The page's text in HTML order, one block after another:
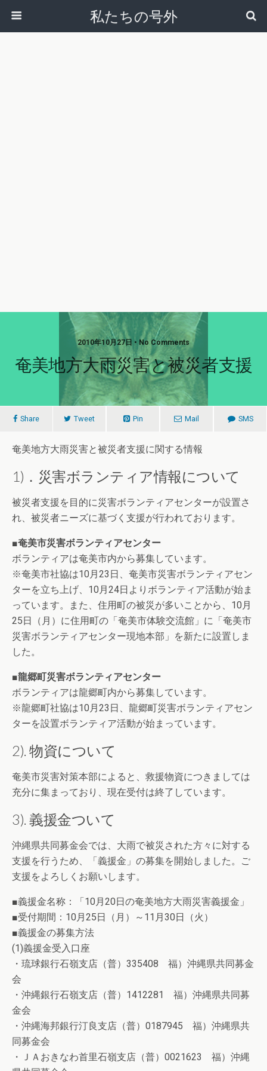
私たちの号外
2010年10月27日 • No Comments
奄美地方大雨災害と被災者支援
Share Tweet Pin Mail SMS
奄美地方大雨災害と被災者支援に関する情報
1)．災害ボランティア情報について
被災者支援を目的に災害ボランティアセンターが設置さ
れ、被災者ニーズに基づく支援が行われております。
■奄美市災害ボランティアセンター
ボランティアは奄美市内から募集しています。
※奄美市社協は10月23日、奄美市災害ボランティアセン
ターを立ち上げ、10月24日よりボランティア活動が始ま
っています。また、住用町の被災が多いことから、10月
25日（月）に住用町の「奄美市体験交流館」に「奄美市
災害ボランティアセンター現地本部」を新たに設置しま
した。
■龍郷町災害ボランティアセンター
ボランティアは龍郷町内から募集しています。
※龍郷町社協は10月23日、龍郷町災害ボランティアセン
ターを設置ボランティア活動が始まっています。
2). 物資について
奄美市災害対策本部によると、救援物資につきましては
充分に集まっており、現在受付は終了しています。
3). 義援金ついて
沖縄県共同募金会では、大雨で被災された方々に対する
支援を行うため、「義援金」の募集を開始しました。ご
支援をよろしくお願いします。
■義援金名称：「10月20日の奄美地方大雨災害義援金」
■受付期間：10月25日（月）～11月30日（火）
■義援金の募集方法
(1)義援金受入口座
・琉球銀行石嶺支店（普）335408 福）沖縄県共同募金
会
・沖縄銀行石嶺支店（普）1412281 福）沖縄県共同募
金会
・沖縄海邦銀行汀良支店（普）0187945 福）沖縄県共
同募金会
・ＪＡおきなわ首里石嶺支店（普）0021623 福）沖縄